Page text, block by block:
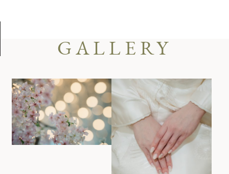
ご不明な点やご相談など、
お気軽にお問い合せください
お問合せ ・ 資料請求
GALLERY